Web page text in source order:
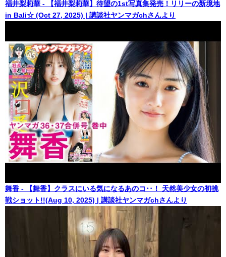
福井梨莉華 - 【福井梨莉華】待望の1st写真集発売！リリーの新境地
in Bali☆ (Oct 27, 2025) | 講談社ヤンマガchさんより
舞香 - 【舞香】クラスにいる気になるあのコ‥！ 天然美少女の初挑
戦ショット!!(Aug 10, 2025) | 講談社ヤンマガchさんより